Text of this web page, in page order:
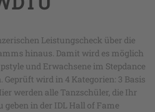
Leistungscheck über die
hinaus. Damit wird es möglich
und Erwachsene im Stepdance
wird in 4 Kategorien: 3 Basis
werden alle Tanzschüler, die Ihr
geben in der IDL Hall of Fame